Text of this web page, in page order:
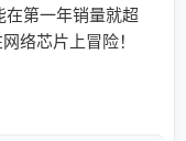
第一年销量就超
络芯片上冒险！